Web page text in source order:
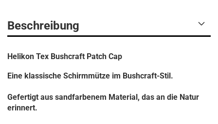
Beschreibung
Helikon Tex Bushcraft Patch Cap
Eine klassische Schirmmütze im Bushcraft-Stil.
Gefertigt aus sandfarbenem Material, das an die Natur
erinnert.